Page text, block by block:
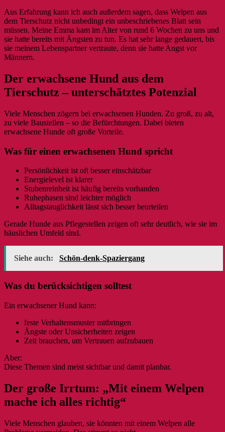
Aus Erfahrung kann ich auch außerdem sagen, dass Welpen aus
dem Tierschutz nicht unbedingt ein unbeschriebenes Blatt sein
müssen. Meine Emma kam im Alter von rund 6 Wochen zu uns und
sie hatte bereits mit Ängsten zu tun. Es hat sehr lange gedauert, bis
sie meinem Lebenspartner vertraute, denn sie hatte Angst vor
Männern.
Der erwachsene Hund aus dem
Tierschutz – unterschätztes Potenzial
Viele Menschen zögern bei erwachsenen Hunden. Zu groß, zu alt,
zu viele Baustellen – so die Befürchtungen. Dabei bieten
erwachsene Hunde oft große Vorteile.
Was für einen erwachsenen Hund spricht
Persönlichkeit ist oft besser einschätzbar
Energielevel ist klarer
Stubenreinheit ist häufig bereits vorhanden
Ruhephasen sind leichter möglich
Alltagstauglichkeit lässt sich besser beurteilen
Gerade Hunde aus Pflegestellen zeigen oft sehr deutlich, wie sie im
häuslichen Umfeld sind.
Siehe auch: Schön-denk-Spaziergang
Was du berücksichtigen solltest
Ein erwachsener Hund kann:
feste Verhaltensmuster mitbringen
Ängste oder Unsicherheiten zeigen
Zeit brauchen, um Vertrauen aufzubauen
Aber:
Diese Themen sind meist sichtbar und damit planbar.
Der große Irrtum: „Mit einem Welpen
mache ich alles richtig“
Viele Menschen glauben, sie könnten mit einem Welpen alle